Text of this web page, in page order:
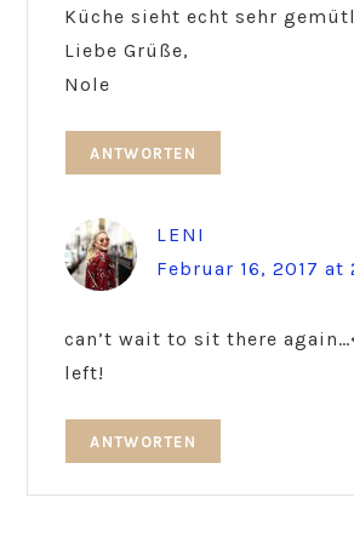
Küche sieht echt sehr
Liebe Grüße,
Nole
ANTWORTEN
LENI
Februar 16, 2017 at
can’t wait to sit there
left!
ANTWORTEN